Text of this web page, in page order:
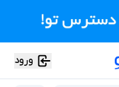
ورود